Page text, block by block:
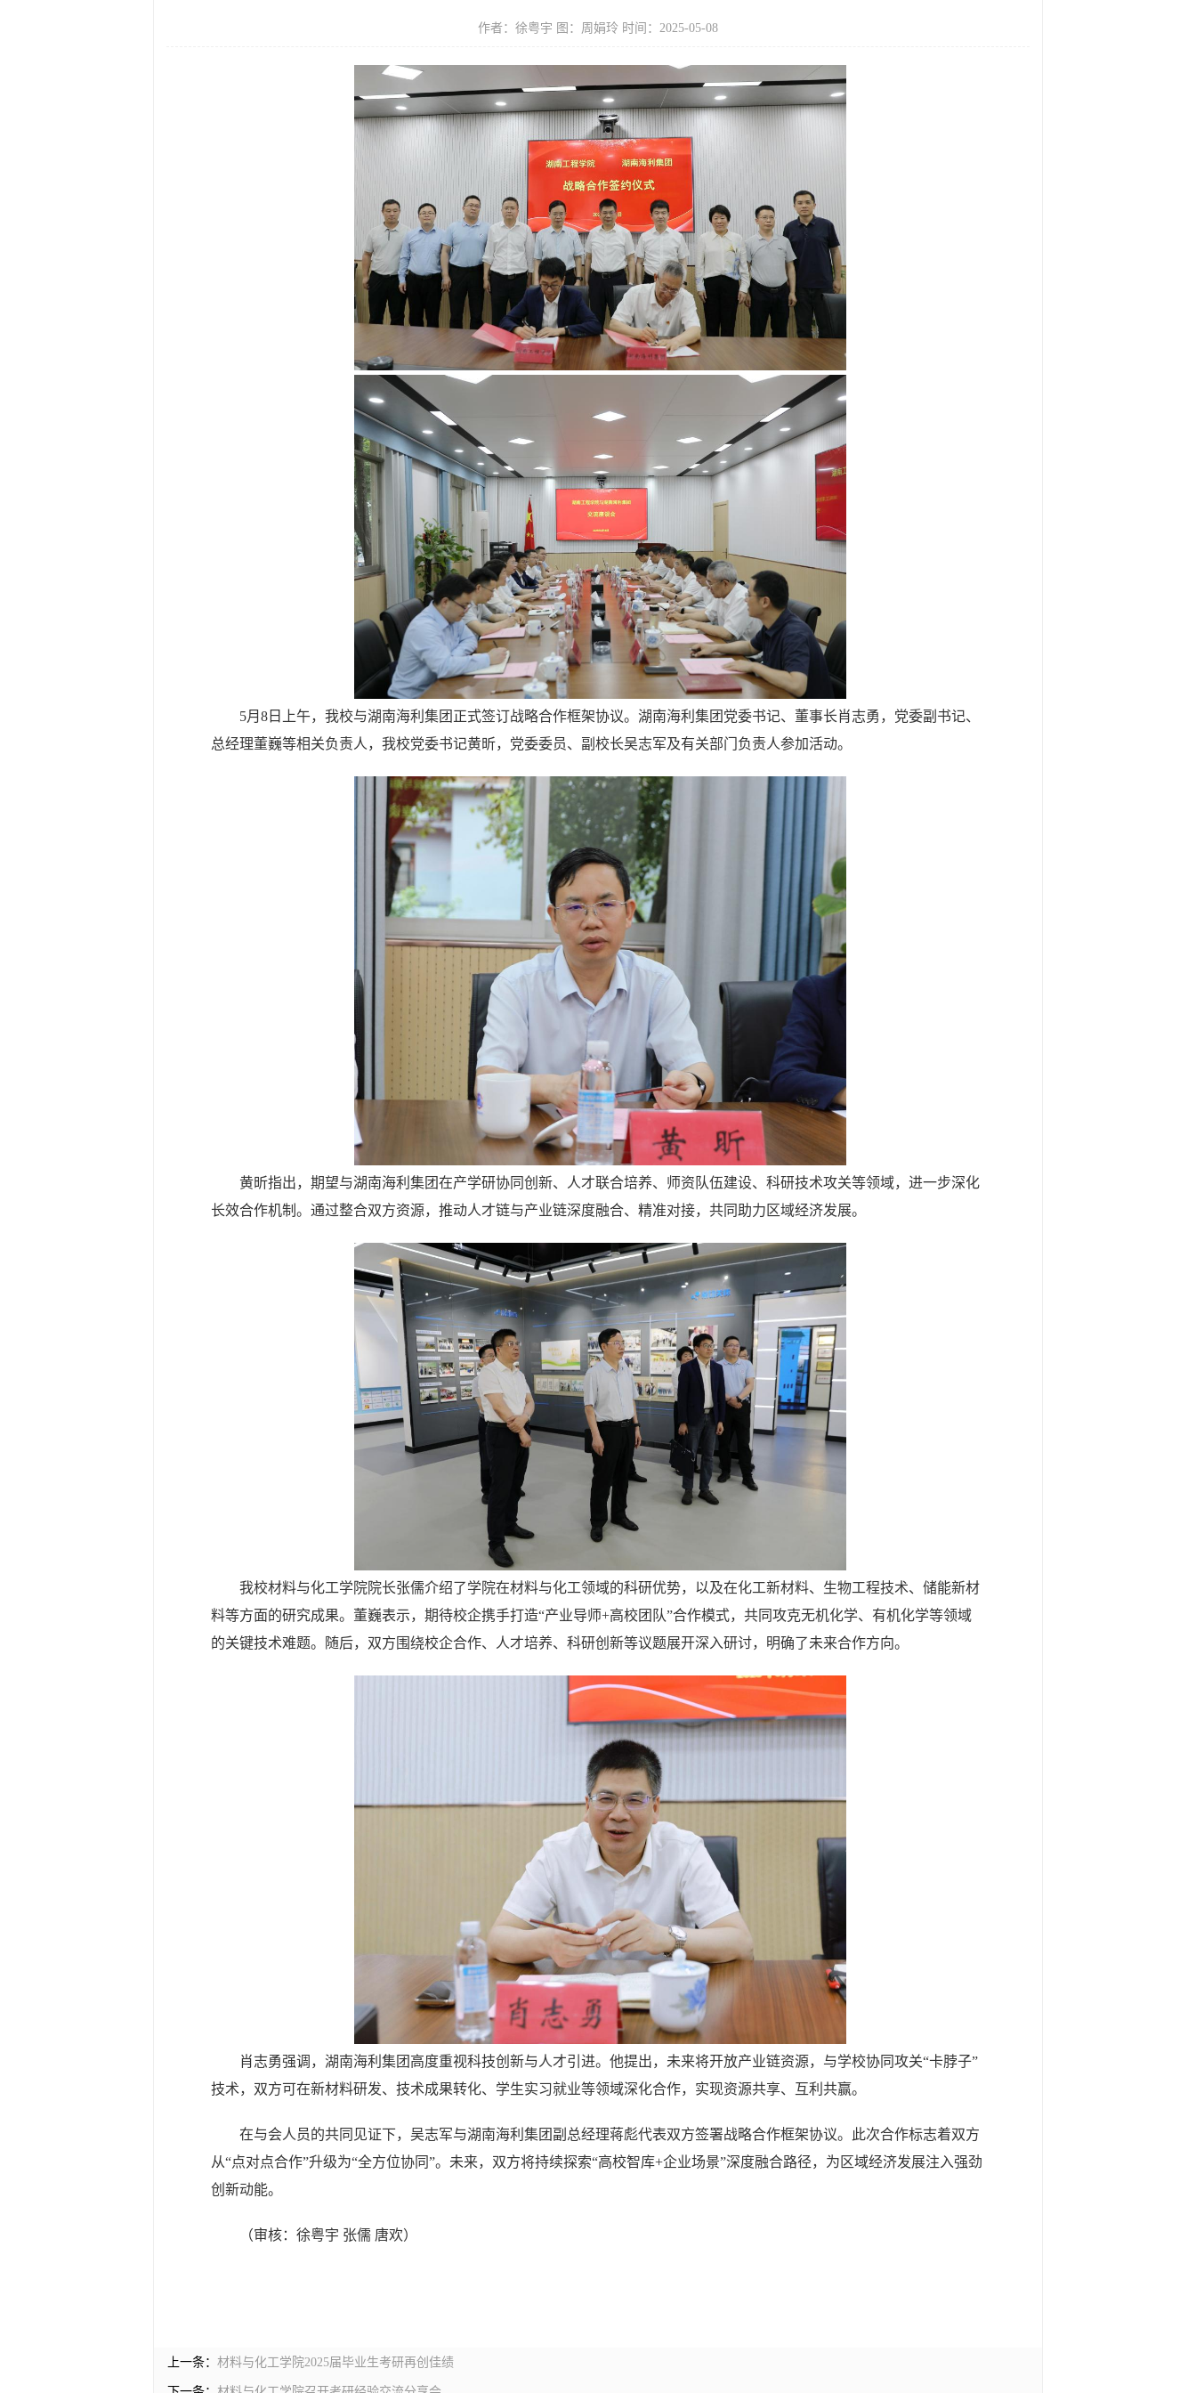
作者：徐粤宇 图：周娟玲 时间：2025-05-08
5月8日上午，我校与湖南海利集团正式签订战略合作框架协议。湖南海利集团党委书记、董事长肖志勇，党委副书记、
总经理董巍等相关负责人，我校党委书记黄昕，党委委员、副校长吴志军及有关部门负责人参加活动。
黄昕指出，期望与湖南海利集团在产学研协同创新、人才联合培养、师资队伍建设、科研技术攻关等领域，进一步深化
长效合作机制。通过整合双方资源，推动人才链与产业链深度融合、精准对接，共同助力区域经济发展。
我校材料与化工学院院长张儒介绍了学院在材料与化工领域的科研优势，以及在化工新材料、生物工程技术、储能新材
料等方面的研究成果。董巍表示，期待校企携手打造“产业导师+高校团队”合作模式，共同攻克无机化学、有机化学等领域
的关键技术难题。随后，双方围绕校企合作、人才培养、科研创新等议题展开深入研讨，明确了未来合作方向。
肖志勇强调，湖南海利集团高度重视科技创新与人才引进。他提出，未来将开放产业链资源，与学校协同攻关“卡脖子”
技术，双方可在新材料研发、技术成果转化、学生实习就业等领域深化合作，实现资源共享、互利共赢。
在与会人员的共同见证下，吴志军与湖南海利集团副总经理蒋彪代表双方签署战略合作框架协议。此次合作标志着双方
从“点对点合作”升级为“全方位协同”。未来，双方将持续探索“高校智库+企业场景”深度融合路径，为区域经济发展注入强劲
创新动能。
（审核：徐粤宇 张儒 唐欢）
上一条： 材料与化工学院2025届毕业生考研再创佳绩